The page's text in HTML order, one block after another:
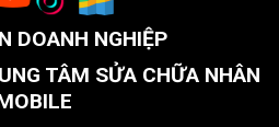
DOANH NGHIỆP
TÂM SỬA CHỮA NHÂN